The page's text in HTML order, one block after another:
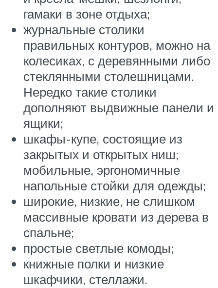
гамаки в зоне отдыха;
журнальные столики
правильных контуров, можно на
колесиках, с деревянными либо
стеклянными столешницами.
Нередко такие столики
дополняют выдвижные панели и
ящики;
шкафы-купе, состоящие из
закрытых и открытых ниш;
мобильные, эргономичные
напольные стойки для одежды;
широкие, низкие, не слишком
массивные кровати из дерева в
спальне;
простые светлые комоды;
книжные полки и низкие
шкафчики, стеллажи.